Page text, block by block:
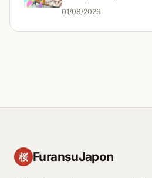
01/08/2026
桜 FuransuJapon